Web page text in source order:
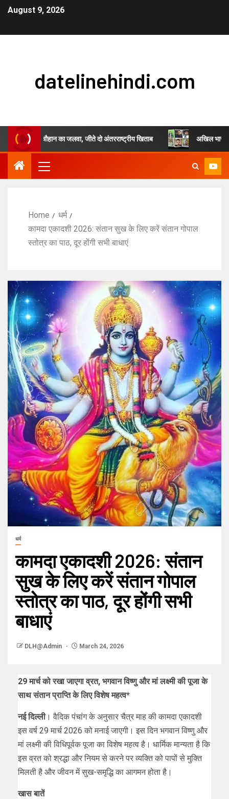
August 9, 2026
datelinehindi.com
सिंह चौहान का जलवा, जीते दो अंतरराष्ट्रीय खिताब अखिल भारतीय
Home
धर्म
कामदा एकादशी 2026: संतान सुख के लिए करें संतान गोपाल
स्तोत्र का पाठ, दूर होंगी सभी बाधाएं
धर्म
कामदा एकादशी 2026: संतान
सुख के लिए करें संतान गोपाल
स्तोत्र का पाठ, दूर होंगी सभी
बाधाएं
DLH@Admin March 24, 2026
29 मार्च को रखा जाएगा व्रत, भगवान विष्णु और मां लक्ष्मी की पूजा के
साथ संतान प्राप्ति के लिए विशेष महत्व*
नई दिल्ली। वैदिक पंचांग के अनुसार चैत्र माह की कामदा एकादशी
इस वर्ष 29 मार्च 2026 को मनाई जाएगी। इस दिन भगवान विष्णु और
मां लक्ष्मी की विधिपूर्वक पूजा का विशेष महत्व है। धार्मिक मान्यता है कि
इस व्रत को श्रद्धा और नियम से करने पर व्यक्ति को पापों से मुक्ति
मिलती है और जीवन में सुख-समृद्धि का आगमन होता है।
खास बातें